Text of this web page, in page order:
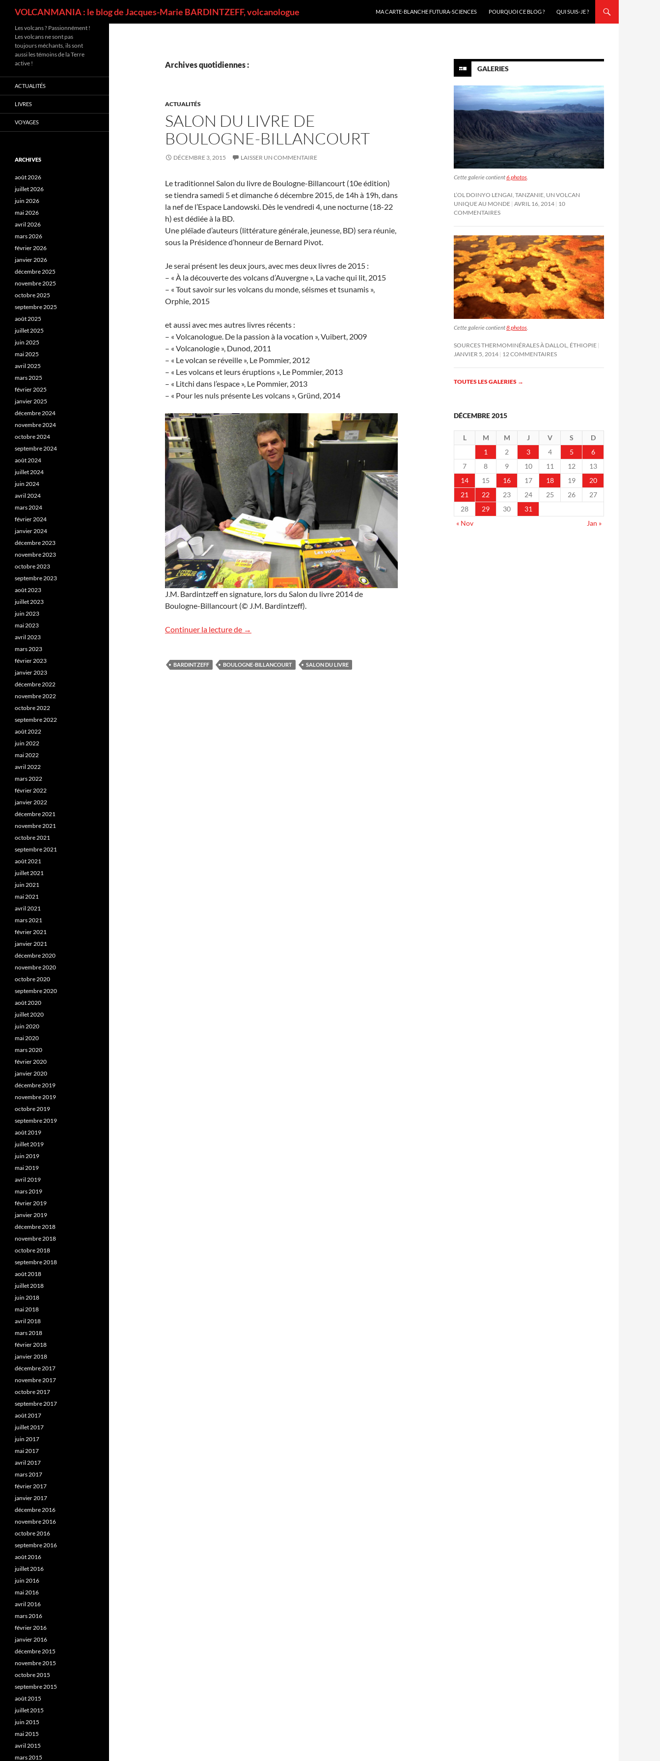
VOLCANMANIA : le blog de Jacques-Marie BARDINTZEFF, volcanologue
MA CARTE-BLANCHE FUTURA-SCIENCES
POURQUOI CE BLOG ? QUI SUIS-JE ?
Archives quotidiennes :
ACTUALITÉS
SALON DU LIVRE DE
BOULOGNE-BILLANCOURT
DÉCEMBRE 3, 2015 LAISSER UN COMMENTAIRE
Le traditionnel Salon du livre de Boulogne-Billancourt (10e édition)
se tiendra samedi 5 et dimanche 6 décembre 2015, de 14h à 19h, dans
la nef de l’Espace Landowski. Dès le vendredi 4, une nocturne (18-22
h) est dédiée à la BD.
Une pléïade d’auteurs (littérature générale, jeunesse, BD) sera réunie,
sous la Présidence d’honneur de Bernard Pivot.
Je serai présent les deux jours, avec mes deux livres de 2015 :
– « À la découverte des volcans d’Auvergne », La vache qui lit, 2015
– « Tout savoir sur les volcans du monde, séismes et tsunamis »,
Orphie, 2015
et aussi avec mes autres livres récents :
– « Volcanologue. De la passion à la vocation », Vuibert, 2009
– « Volcanologie », Dunod, 2011
– « Le volcan se réveille », Le Pommier, 2012
– « Les volcans et leurs éruptions », Le Pommier, 2013
– « Litchi dans l’espace », Le Pommier, 2013
– « Pour les nuls présente Les volcans », Gründ, 2014
J.M. Bardintzeff en signature, lors du Salon du livre 2014 de
Boulogne-Billancourt (© J.M. Bardintzeff).
Continuer la lecture de Salon du livre de Boulogne-Billancourt
→
BARDINTZEFF BOULOGNE-BILLANCOURT SALON DU LIVRE
GALERIES
Cette galerie contient6 photos.
L’OL DOINYO LENGAI, TANZANIE, UN VOLCAN
UNIQUE AU MONDE AVRIL 16, 2014 10
COMMENTAIRES
Cette galerie contient8 photos
SOURCES THERMOMINÉRALES À DALLOL, ÉTHIOPIE
JANVIER 5, 2014 12 COMMENTAIRES
TOUTES LES GALERIES →
DÉCEMBRE 2015
L M M J V S
D
1
2 3 4 5
6
7
8 9 10 11 12
13
14
15 16 17 18 19
20
21
22 23 24 25 26
27
28
29 30
31
« Nov
Jan »
Les volcans ? Passionnément !
Les volcans ne sont pas
toujours méchants, ils sont
aussi les témoins de la Terre
active !
ACTUALITÉS
LIVRES
VOYAGES
ARCHIVES
août 2026
juillet 2026
juin 2026
mai 2026
avril 2026
mars 2026
février 2026
janvier 2026
décembre 2025
novembre 2025
octobre 2025
septembre 2025
août 2025
juillet 2025
juin 2025
mai 2025
avril 2025
mars 2025
février 2025
janvier 2025
décembre 2024
novembre 2024
octobre 2024
septembre 2024
août 2024
juillet 2024
juin 2024
avril 2024
mars 2024
février 2024
janvier 2024
décembre 2023
novembre 2023
octobre 2023
septembre 2023
août 2023
juillet 2023
juin 2023
mai 2023
avril 2023
mars 2023
février 2023
janvier 2023
décembre 2022
novembre 2022
octobre 2022
septembre 2022
août 2022
juin 2022
mai 2022
avril 2022
mars 2022
février 2022
janvier 2022
décembre 2021
novembre 2021
octobre 2021
septembre 2021
août 2021
juillet 2021
juin 2021
mai 2021
avril 2021
mars 2021
février 2021
janvier 2021
décembre 2020
novembre 2020
octobre 2020
septembre 2020
août 2020
juillet 2020
juin 2020
mai 2020
mars 2020
février 2020
janvier 2020
décembre 2019
novembre 2019
octobre 2019
septembre 2019
août 2019
juillet 2019
juin 2019
mai 2019
avril 2019
mars 2019
février 2019
janvier 2019
décembre 2018
novembre 2018
octobre 2018
septembre 2018
août 2018
juillet 2018
juin 2018
mai 2018
avril 2018
mars 2018
février 2018
janvier 2018
décembre 2017
novembre 2017
octobre 2017
septembre 2017
août 2017
juillet 2017
juin 2017
mai 2017
avril 2017
mars 2017
février 2017
janvier 2017
décembre 2016
novembre 2016
octobre 2016
septembre 2016
août 2016
juillet 2016
juin 2016
mai 2016
avril 2016
mars 2016
février 2016
janvier 2016
décembre 2015
novembre 2015
octobre 2015
septembre 2015
août 2015
juillet 2015
juin 2015
mai 2015
avril 2015
mars 2015